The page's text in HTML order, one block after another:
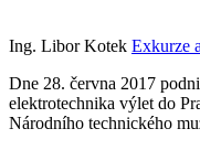
Ing. Libor Kotek Exkurze
Dne 28. června 2017
elektrotechnika výlet do
Národního technického